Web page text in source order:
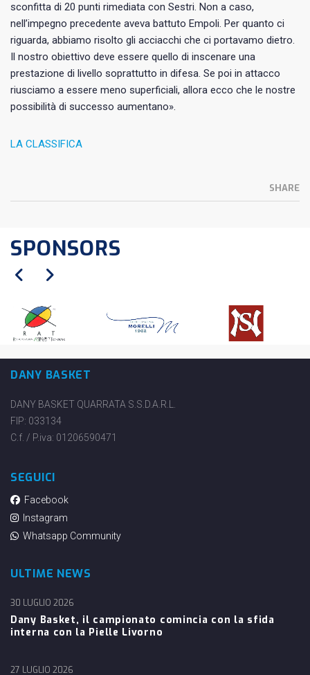
sconfitta di 20 punti rimediata con Sestri. Non a caso,
nell’impegno precedente aveva battuto Empoli. Per quanto ci
riguarda, abbiamo risolto gli acciacchi che ci portavamo dietro.
Il nostro obiettivo deve essere quello di inscenare una
prestazione di livello soprattutto in difesa. Se poi in attacco
riusciamo a essere meno superficiali, allora ecco che le nostre
possibilità di successo aumentano».
LA CLASSIFICA
SHARE
SPONSORS
DANY BASKET
DANY BASKET QUARRATA S.S.D.A.R.L.
FIP: 033134
C.f. / P.iva: 01206590471
SEGUICI
Facebook
Instagram
Whatsapp Community
ULTIME NEWS
Dany Basket, il campionato comincia con la sfida
interna con la Pielle Livorno
30 LUGLIO 2026
27 LUGLIO 2026